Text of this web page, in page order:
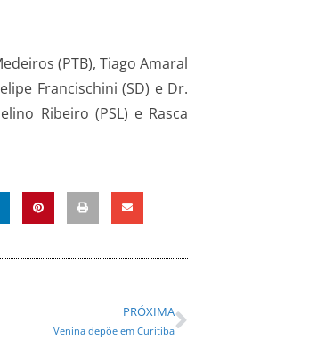
(PTB), Tiago Amaral
Francischini (SD) e Dr.
Ribeiro (PSL) e Rasca
PRÓXIMA
Venina depõe em Curitiba